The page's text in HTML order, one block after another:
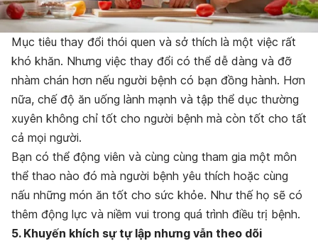
Mục tiêu thay đổi thói quen và sở thích là một việc rất
khó khăn. Nhưng việc thay đổi có thể dễ dàng và đỡ
nhàm chán hơn nếu người bệnh có bạn đồng hành. Hơn
nữa, chế độ ăn uống lành mạnh và tập thể dục thường
xuyên không chỉ tốt cho người bệnh mà còn tốt cho tất
cả mọi người.
Bạn có thể động viên và cùng cùng tham gia một môn
thể thao nào đó mà người bệnh yêu thích hoặc cùng
nấu những món ăn tốt cho sức khỏe. Như thế họ sẽ có
thêm động lực và niềm vui trong quá trình điều trị bệnh.
5. Khuyến khích sự tự lập nhưng vẫn theo dõi